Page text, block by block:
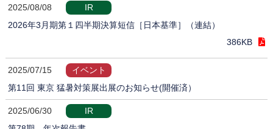
2025/08/08
IR
2026年3月期第１四半期決算短信［日本基準］（連結）
386KB
2025/07/15
イベント
第11回 東京 猛暑対策展出展のお知らせ(開催済）
2025/06/30
IR